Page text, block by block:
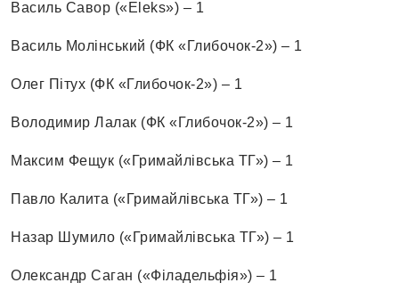
Василь Савор («Eleks») – 1
Василь Молінський (ФК «Глибочок-2») – 1
Олег Пітух (ФК «Глибочок-2») – 1
Володимир Лалак (ФК «Глибочок-2») – 1
Максим Фещук («Гримайлівська ТГ») – 1
Павло Калита («Гримайлівська ТГ») – 1
Назар Шумило («Гримайлівська ТГ») – 1
Олександр Саган («Філадельфія») – 1